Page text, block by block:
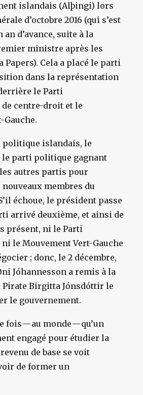
islandais (Alþingi) lors
d’octobre 2016 (qui s’est
an d’avance, suite à la
ministre après les
Papers). Cela a placé le parti
dans la représentation
le Parti
de centre-droit et le
Gauche.
politique islandais, le
parti politique gagnant
autres partis pour
membres du
échoue, le président passe
arrivé deuxième, et ainsi de
présent, ni le Parti
ni le Mouvement Vert-Gauche
; donc, le 2 décembre,
Jóhannesson a remis à la
Pirate Birgitta Jónsdóttir le
le gouvernement.
fois — au monde — qu’un
engagé pour étudier la
de base se voit
de former un